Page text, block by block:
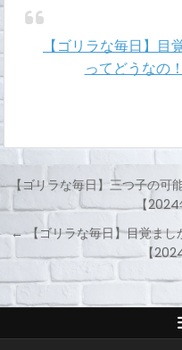
【ゴリラな毎日】
ってどうなの
投
稿
ナ
ビ
【ゴリラな毎日】三つ子の可
【2024
← 【ゴリラな毎日】目覚まし
【